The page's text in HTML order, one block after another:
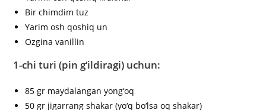
Bir chimdim tuz
Yarim osh qoshiq un
Ozgina vanillin
1-chi turi (pin g‘ildiragi) uchun:
85 gr maydalangan yong‘oq
50 gr jigarrang shakar (yo‘q bo‘lsa oq shakar)